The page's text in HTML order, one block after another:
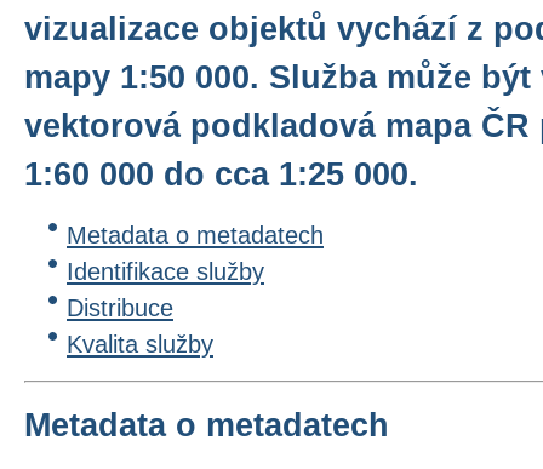
vizualizace objektů vychází z
mapy 1:50 000. Služba může
vektorová podkladová mapa
1:60 000 do cca 1:25 000.
Metadata o metadatech
Identifikace služby
Distribuce
Kvalita služby
Metadata o metadatech